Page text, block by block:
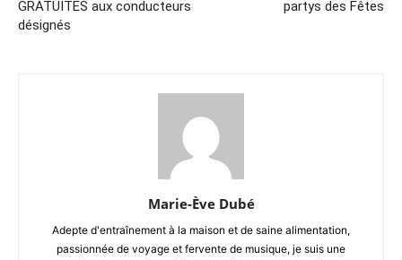
GRATUITES aux conducteurs
désignés
partys des Fêtes
Marie-Ève Dubé
Adepte d'entraînement à la maison et de saine alimentation,
passionnée de voyage et fervente de musique, je suis une